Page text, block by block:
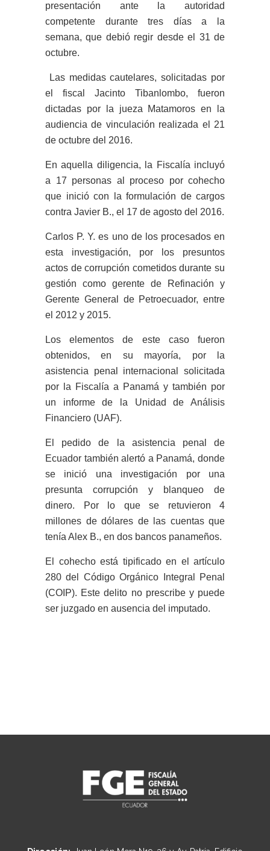
presentación ante la autoridad
competente durante tres días a la
semana, que debió regir desde el 31 de
octubre.
Las medidas cautelares, solicitadas por
el fiscal Jacinto Tibanlombo, fueron
dictadas por la jueza Matamoros en la
audiencia de vinculación realizada el 21
de octubre del 2016.
En aquella diligencia, la Fiscalía incluyó
a 17 personas al proceso por cohecho
que inició con la formulación de cargos
contra Javier B., el 17 de agosto del 2016.
Carlos P. Y. es uno de los procesados en
esta investigación, por los presuntos
actos de corrupción cometidos durante su
gestión como gerente de Refinación y
Gerente General de Petroecuador, entre
el 2012 y 2015.
Los elementos de este caso fueron
obtenidos, en su mayoría, por la
asistencia penal internacional solicitada
por la Fiscalía a Panamá y también por
un informe de la Unidad de Análisis
Financiero (UAF).
El pedido de la asistencia penal de
Ecuador también alertó a Panamá, donde
se inició una investigación por una
presunta corrupción y blanqueo de
dinero. Por lo que se retuvieron 4
millones de dólares de las cuentas que
tenía Alex B., en dos bancos panameños.
El cohecho está tipificado en el artículo
280 del Código Orgánico Integral Penal
(COIP). Este delito no prescribe y puede
ser juzgado en ausencia del imputado.